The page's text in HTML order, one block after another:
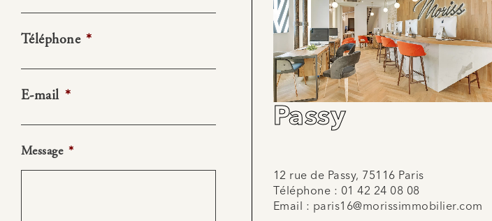
Téléphone *
E-mail *
Message *
Passy
12 rue de Passy, 75116 Paris
Téléphone : 01 42 24 08 08
Email : paris16@morissimmobilier.com